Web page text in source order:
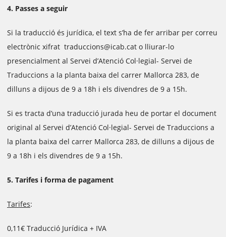
4. Passes a seguir
Si la traducció és jurídica, el text s’ha de fer arribar per correu
electrònic xifrat traduccions@icab.cat o lliurar-lo
presencialment al Servei d’Atenció Col·legial- Servei de
Traduccions a la planta baixa del carrer Mallorca 283, de
dilluns a dijous de 9 a 18h i els divendres de 9 a 15h.
Si es tracta d’una traducció jurada heu de portar el document
original al Servei d’Atenció Col·legial- Servei de Traduccions a
la planta baixa del carrer Mallorca 283, de dilluns a dijous de
9 a 18h i els divendres de 9 a 15h.
5. Tarifes i forma de pagament
Tarifes:
0,11€ Traducció Jurídica + IVA